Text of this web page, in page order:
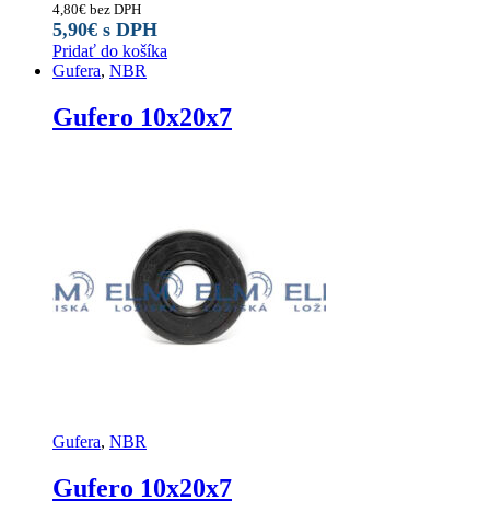
4,80€ bez DPH
5,90€ s DPH
Pridať do košíka
Gufera, NBR
Gufero 10x20x7
Gufera, NBR
Gufero 10x20x7